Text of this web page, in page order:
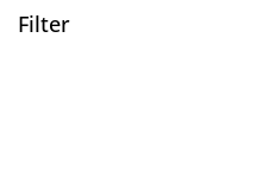
Filter